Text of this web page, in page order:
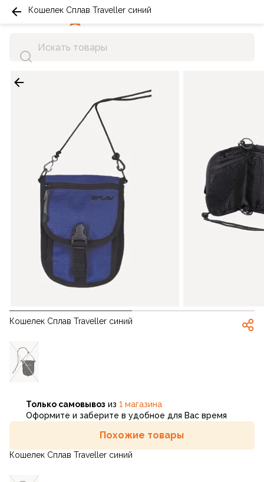
Кошелек Сплав Traveller синий
Только самовывоз из 1 магазина
Оформите и заберите в удобное для Вас время
Похожие товары
Кошелек Сплав Traveller синий
Кошелек Сплав Traveller синий